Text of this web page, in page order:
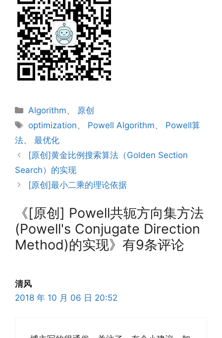
分
类
Algorithm、 原创
标
签
optimization、 Powell Algorithm、 Powell算
法、 最优化
[原创]黄金比例搜索算法（Golden Section
Search）的实现
[原创]最小二乘的理论依据
《[原创] Powell共轭方向集方法
(Powell's Conjugate Direction
Method)的实现》有9条评论
清风
2018 年 10 月 06 日 20:52